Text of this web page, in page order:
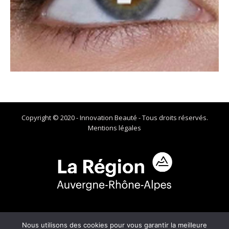
Copyright © 2020 - Innovation Beauté - Tous droits réservés.
Mentions légales
Nous utilisons des cookies pour vous garantir la meilleure